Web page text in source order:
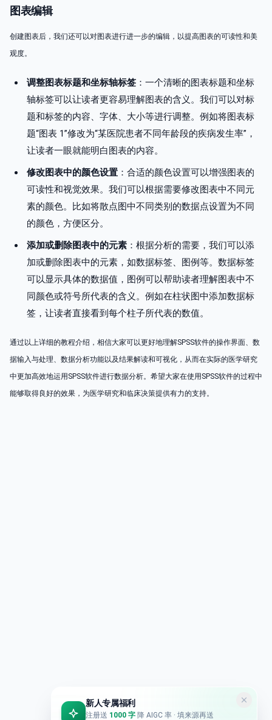
图表编辑
创建图表后，我们还可以对图表进行进一步的编辑，以提高图表的可读性和美
观度。
调整图表标题和坐标轴标签 ：一个清晰的图表标题和坐标
轴标签可以让读者更容易理解图表的含义。我们可以对标
题和标签的内容、字体、大小等进行调整。例如将图表标
题“图表 1”修改为“某医院患者不同年龄段的疾病发生率”，
让读者一眼就能明白图表的内容。
修改图表中的颜色设置 ：合适的颜色设置可以增强图表的
可读性和视觉效果。我们可以根据需要修改图表中不同元
素的颜色。比如将散点图中不同类别的数据点设置为不同
的颜色，方便区分。
添加或删除图表中的元素 ：根据分析的需要，我们可以添
加或删除图表中的元素，如数据标签、图例等。数据标签
可以显示具体的数据值，图例可以帮助读者理解图表中不
同颜色或符号所代表的含义。例如在柱状图中添加数据标
签，让读者直接看到每个柱子所代表的数值。
通过以上详细的教程介绍，相信大家可以更好地理解SPSS软件的操作界面、数
据输入与处理、数据分析功能以及结果解读和可视化，从而在实际的医学研究
中更加高效地运用SPSS软件进行数据分析。希望大家在使用SPSS软件的过程中
能够取得良好的效果，为医学研究和临床决策提供有力的支持。
新人专属福利
注册送 1000 字 降 AIGC 率 · 填来源再送